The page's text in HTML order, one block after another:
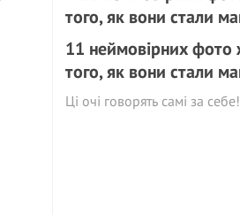
11 неймовірних фото
того, як вони стали
Ці очі говорять самі за себе!